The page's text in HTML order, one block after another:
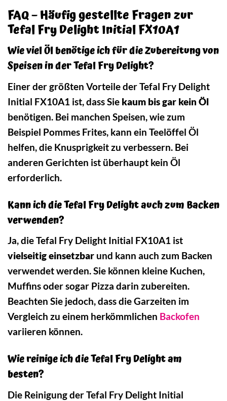
FAQ – Häufig gestellte Fragen zur
Tefal Fry Delight Initial FX10A1
Wie viel Öl benötige ich für die Zubereitung von
Speisen in der Tefal Fry Delight?
Einer der größten Vorteile der Tefal Fry Delight
Initial FX10A1 ist, dass Sie kaum bis gar kein Öl
benötigen. Bei manchen Speisen, wie zum
Beispiel Pommes Frites, kann ein Teelöffel Öl
helfen, die Knusprigkeit zu verbessern. Bei
anderen Gerichten ist überhaupt kein Öl
erforderlich.
Kann ich die Tefal Fry Delight auch zum Backen
verwenden?
Ja, die Tefal Fry Delight Initial FX10A1 ist
vielseitig einsetzbar und kann auch zum Backen
verwendet werden. Sie können kleine Kuchen,
Muffins oder sogar Pizza darin zubereiten.
Beachten Sie jedoch, dass die Garzeiten im
Vergleich zu einem herkömmlichen Backofen
variieren können.
Wie reinige ich die Tefal Fry Delight am
besten?
Die Reinigung der Tefal Fry Delight Initial